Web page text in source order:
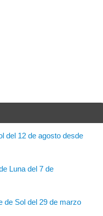
del 12 de agosto desde
Luna del 7 de
de Sol del 29 de marzo